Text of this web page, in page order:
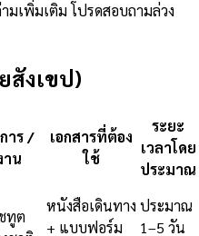
เพิ่มเติม โปรดสอบถามล่วง
สังเขป)
าร /
าน
เอกสารที่ต้อง
ใช้
ระยะ
เวลาโดย
ประมาณ
ทูต
หนังสือเดินทาง
+ แบบฟอร์ม
ประมาณ
1–5 วัน